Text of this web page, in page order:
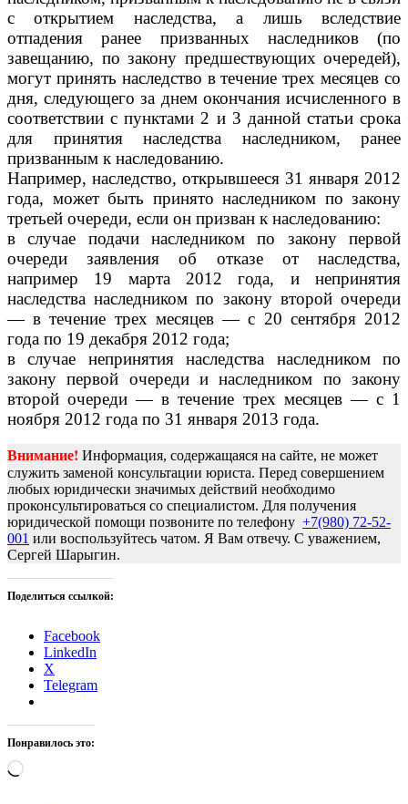
с открытием наследства, а лишь вследствие
отпадения ранее призванных наследников (по
завещанию, по закону предшествующих очередей),
могут принять наследство в течение трех месяцев со
дня, следующего за днем окончания исчисленного в
соответствии с пунктами 2 и 3 данной статьи срока
для принятия наследства наследником, ранее
призванным к наследованию.
Например, наследство, открывшееся 31 января 2012
года, может быть принято наследником по закону
третьей очереди, если он призван к наследованию:
в случае подачи наследником по закону первой
очереди заявления об отказе от наследства,
например 19 марта 2012 года, и непринятия
наследства наследником по закону второй очереди
— в течение трех месяцев — с 20 сентября 2012
года по 19 декабря 2012 года;
в случае непринятия наследства наследником по
закону первой очереди и наследником по закону
второй очереди — в течение трех месяцев — с 1
ноября 2012 года по 31 января 2013 года.
Внимание! Информация, содержащаяся на сайте, не может
служить заменой консультации юриста. Перед совершением
любых юридически значимых действий необходимо
проконсультироваться со специалистом. Для получения
юридической помощи позвоните по телефону +7(980) 72-52-
001 или воспользуйтесь чатом. Я Вам отвечу. С уважением,
Сергей Шарыгин.
Поделиться ссылкой:
Facebook
LinkedIn
X
Telegram
Понравилось это:
Загрузка…